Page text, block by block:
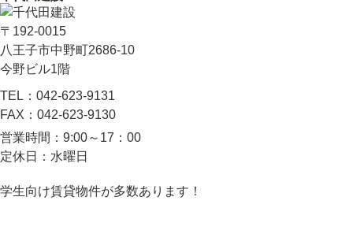
〒192-0015
八王子市中野町2686-10
今野ビル1階
TEL： 042-623-9131
FAX： 042-623-9130
営業時間： 9:00～17：00
定休日： 水曜日
学生向け賃貸物件が多数あります！